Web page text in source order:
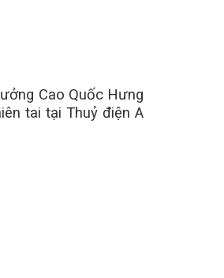
Cao Quốc Hưng
tai tại Thuỷ điện A